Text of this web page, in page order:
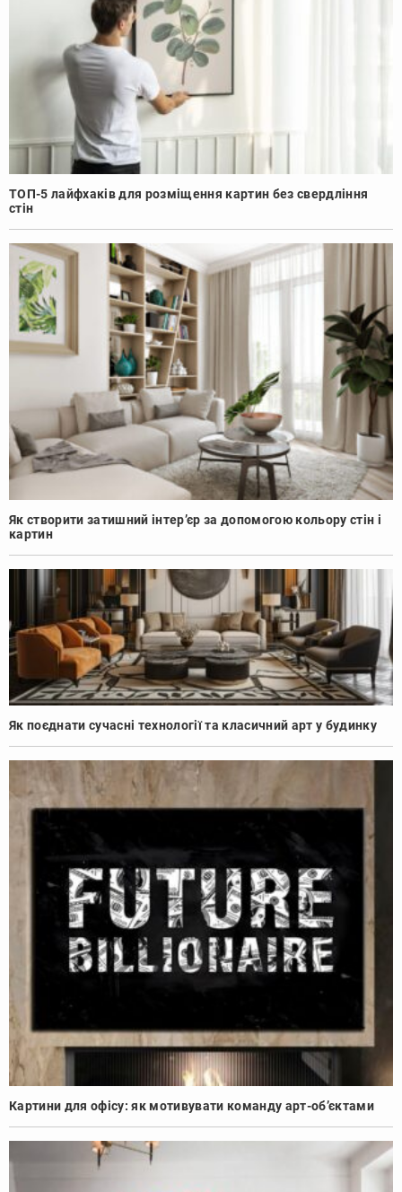
ТОП-5 лайфхаків для розміщення картин без свердління
стін
Як створити затишний інтер’єр за допомогою кольору стін і
картин
Як поєднати сучасні технології та класичний арт у будинку
Картини для офісу: як мотивувати команду арт-об’єктами